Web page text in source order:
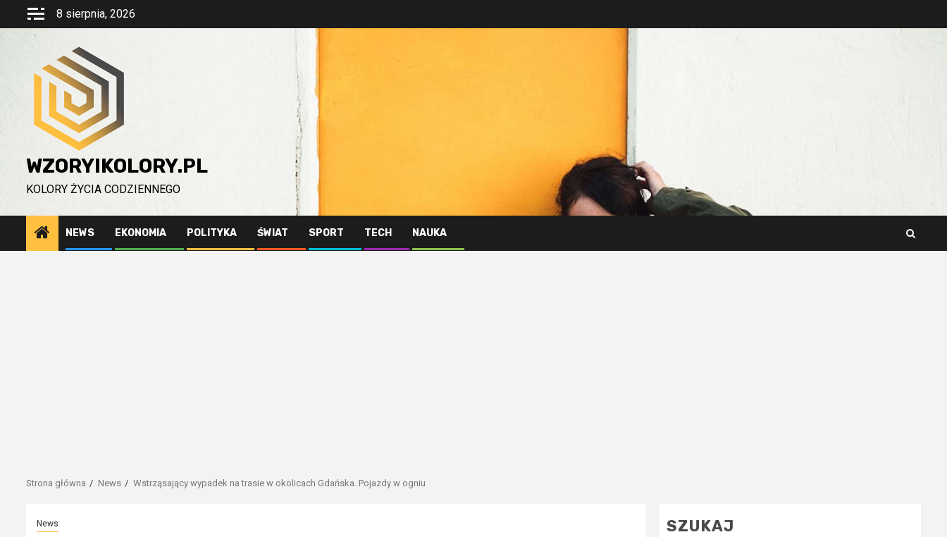
Przejdź
8 sierpnia, 2026
WZORYIKOLORY.PL
KOLORY ŻYCIA CODZIENNEGO
NEWS EKONOMIA POLITYKA ŚWIAT SPORT TECH NAUKA
Strona główna News Wstrząsający wypadek na trasie w okolicach Gdańska. Pojazdy w ogniu
News SZUKAJ